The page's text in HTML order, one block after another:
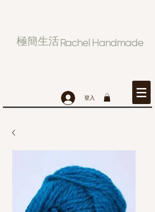
極簡生活Rachel Handmade
登入